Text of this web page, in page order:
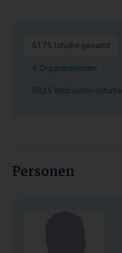
6175 Inhalte gesamt
4 Organisationen
5825 Webseiten-Inhalte
Personen